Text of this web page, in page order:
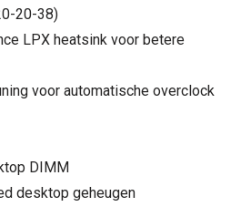
20-38)
LPX heatsink voor betere
voor automatische overclock
DIMM
desktop geheugen